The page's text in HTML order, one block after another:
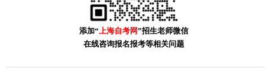
添加“上海自考网”招生老师微信
在线咨询报名报考等相关问题